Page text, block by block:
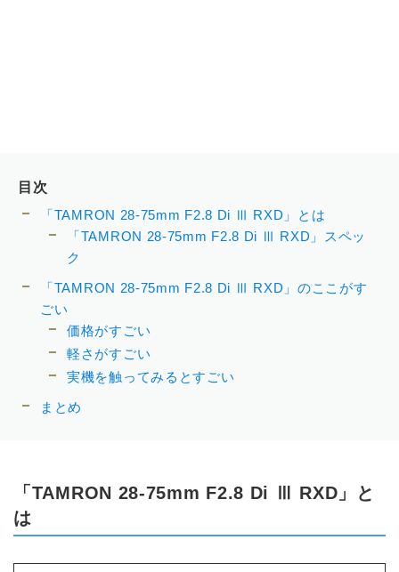
目次
「TAMRON 28-75mm F2.8 Di Ⅲ RXD」とは
「TAMRON 28-75mm F2.8 Di Ⅲ RXD」スペッ
ク
「TAMRON 28-75mm F2.8 Di Ⅲ RXD」のここがす
ごい
価格がすごい
軽さがすごい
実機を触ってみるとすごい
まとめ
「TAMRON 28-75mm F2.8 Di Ⅲ RXD」と
は